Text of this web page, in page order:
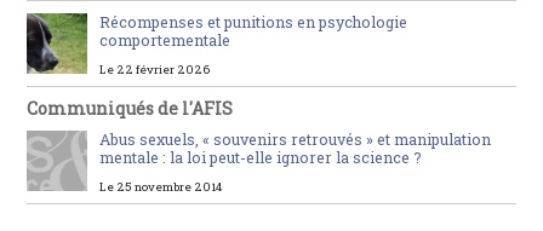
Récompenses et punitions en psychologie
comportementale
Le 22 février 2026
Communiqués de l'AFIS
Abus sexuels, « souvenirs retrouvés » et manipulation
mentale : la loi peut-elle ignorer la science ?
Le 25 novembre 2014